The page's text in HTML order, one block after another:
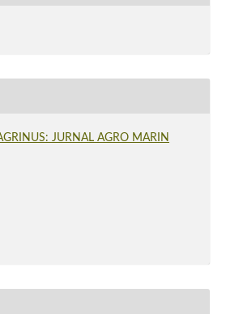
JURNAL AGRO MARIN